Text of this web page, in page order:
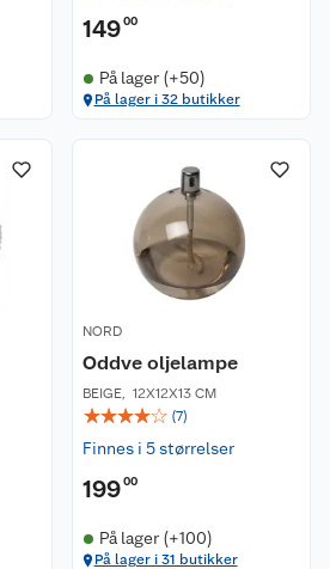
14900
På lager (+50)
På lager i 32 butikker
NORD
Oddve oljelampe
BEIGE, 12X12X13 CM
☆☆☆☆☆ (7)
Finnes i 5 størrelser
19900
På lager (+100)
På lager i 31 butikker